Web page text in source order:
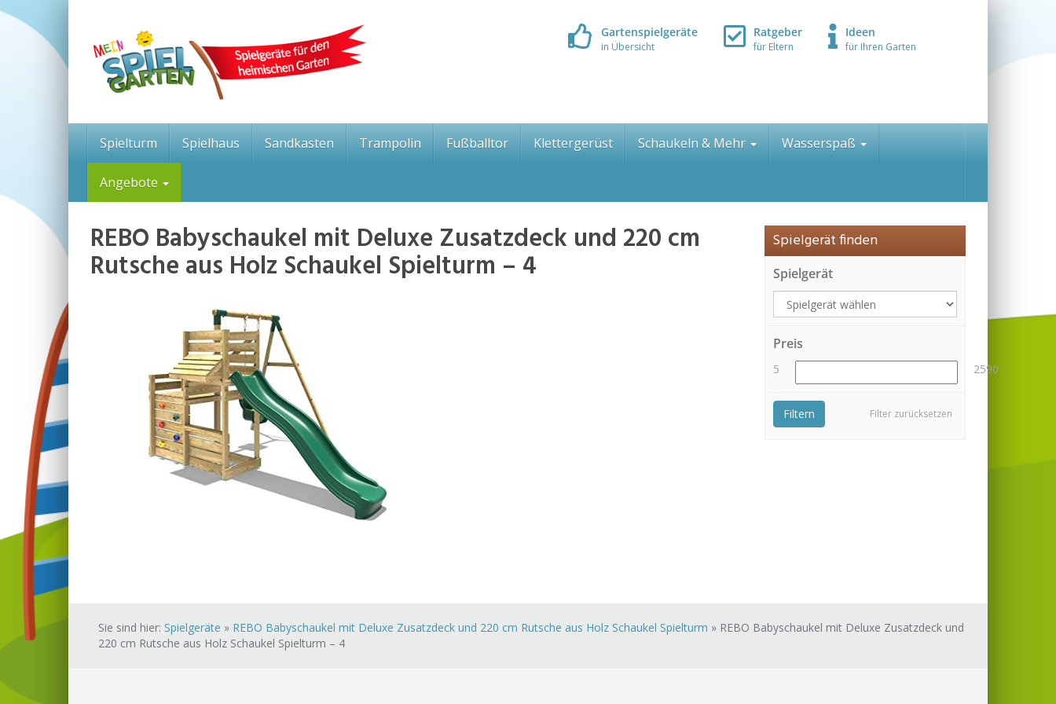
Skip
Gartenspielgeräte
in Übersicht
Ratgeber
für Eltern
Ideen
für Ihren Garten
Spielturm Spielhaus Sandkasten Trampolin Fußballtor Klettergerüst Schaukeln & Mehr Wasserspaß
Angebote
REBO Babyschaukel mit Deluxe Zusatzdeck und 220 cm
Rutsche aus Holz Schaukel Spielturm – 4
Spielgerät finden
Spielgerät
Preis
5 2590
Filter zurücksetzen
Filtern
Sie sind hier: Spielgeräte » REBO Babyschaukel mit Deluxe Zusatzdeck und 220 cm Rutsche aus Holz Schaukel Spielturm » REBO Babyschaukel mit Deluxe Zusatzdeck und
220 cm Rutsche aus Holz Schaukel Spielturm – 4